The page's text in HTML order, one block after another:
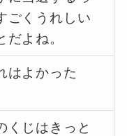
ごくうれしい
だよね。
はよかった
くじはきっと